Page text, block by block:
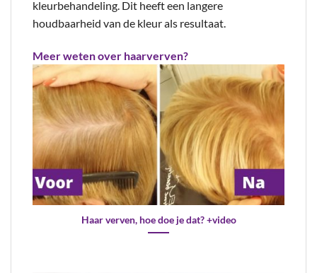
kleurbehandeling. Dit heeft een langere
houdbaarheid van de kleur als resultaat.
Meer weten over haarverven?
Haar verven, hoe doe je dat? +video